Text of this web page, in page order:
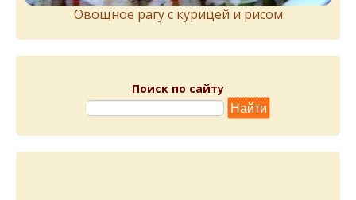
Овощное рагу с курицей и рисом
Поиск по сайту